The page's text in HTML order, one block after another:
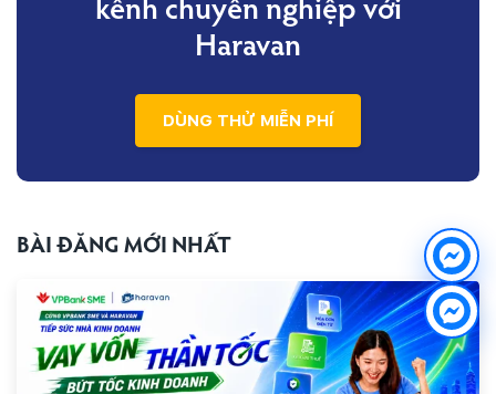
kênh chuyên nghiệp với
Haravan
DÙNG THỬ MIỄN PHÍ
BÀI ĐĂNG MỚI NHẤT